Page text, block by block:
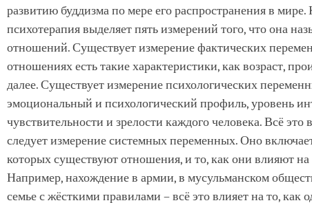
развитию буддизма по мере его распространения в мире.
психотерапия выделяет пять измерений того, что она
отношений. Существует измерение фактических
отношениях есть такие характеристики, как возраст,
далее. Существует измерение психологических
эмоциональный и психологический профиль, уровень
чувствительности и зрелости каждого человека. Всё
следует измерение системных переменных. Оно
которых существуют отношения, и то, как они влияют на
Например, нахождение в армии, в мусульманском
семье с жёсткими правилами – всё это влияет на то, как